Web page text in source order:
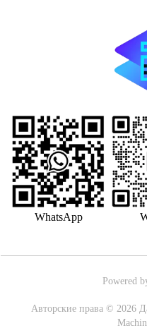
WhatsApp
Powered
Авторские права © 2026